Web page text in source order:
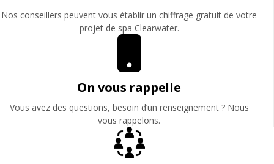
Nos conseillers peuvent vous établir un chiffrage gratuit de votre
projet de spa Clearwater.
On vous rappelle
Vous avez des questions, besoin d’un renseignement ? Nous
vous rappelons.